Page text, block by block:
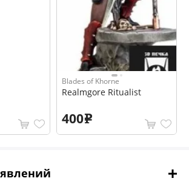
Blades of Khorne
Realmgore Ritualist
400e